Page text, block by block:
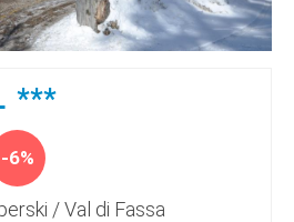
***
-6%
/Val di Fassa